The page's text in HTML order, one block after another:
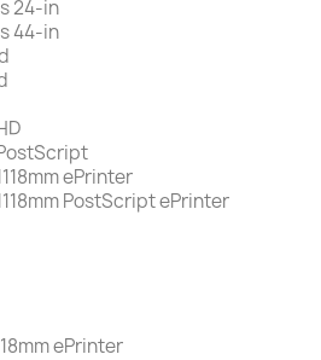
24-in
44-in
ePrinter
PostScript ePrinter
ePrinter